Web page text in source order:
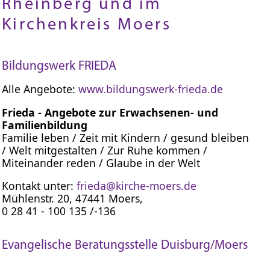
Kirchenkreis Moers
Bildungswerk FRIEDA
Alle Angebote:www.bildungswerk-frieda.de
Frieda - Angebote zur Erwachsenen- und
Familienbildung
Familie leben / Zeit mit Kindern / gesund bleiben
/ Welt mitgestalten / Zur Ruhe kommen /
Miteinander reden / Glaube in der Welt
Kontakt unter:frieda@kirche-moers.de
Mühlenstr. 20, 47441 Moers,
0 28 41 - 100 135 /-136
Evangelische Beratungsstelle Duisburg/Moers